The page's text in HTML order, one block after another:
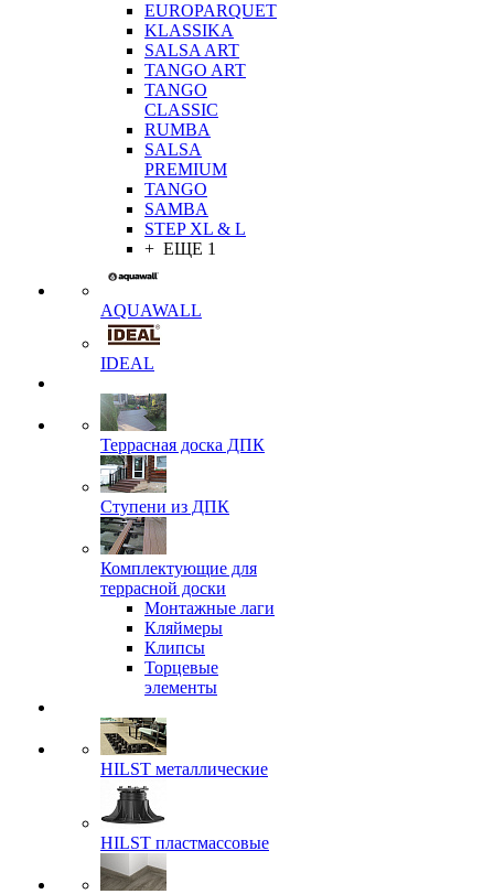
EUROPARQUET
KLASSIKA
SALSA ART
TANGO ART
TANGO
CLASSIC
RUMBA
SALSA
PREMIUM
TANGO
SAMBA
STEP XL & L
+ ЕЩЕ 1
AQUAWALL
IDEAL
Террасная доска ДПК
Ступени из ДПК
Комплектующие для
террасной доски
Монтажные лаги
Кляймеры
Клипсы
Торцевые
элементы
HILST металлические
HILST пластмассовые